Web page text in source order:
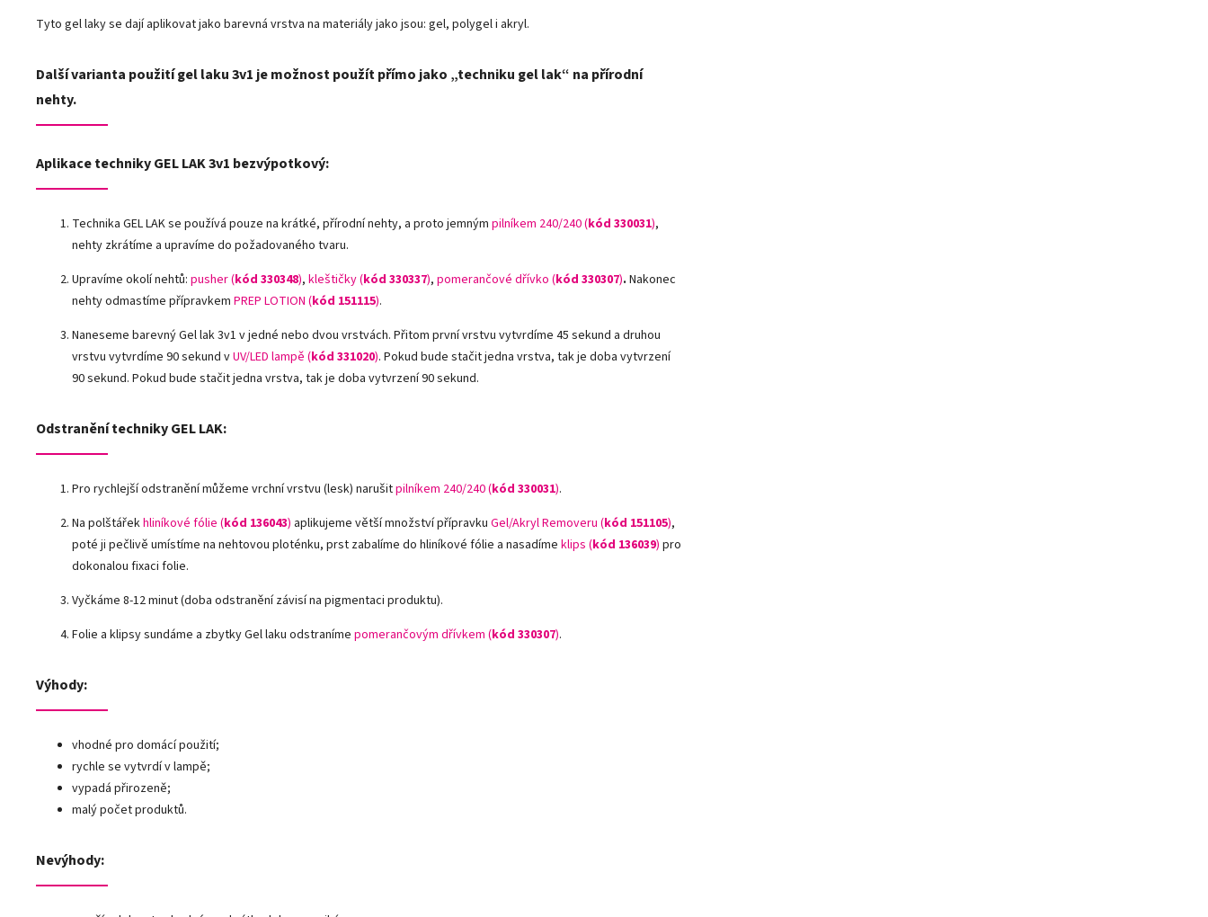
Tyto gel laky se dají aplikovat jako barevná vrstva na materiály jako jsou: gel, polygel i akryl.
Další varianta použití gel laku 3v1 je možnost použít přímo jako „techniku gel lak“ na přírodní
nehty.
Aplikace techniky GEL LAK 3v1 bezvýpotkový:
Technika GEL LAK se používá pouze na krátké, přírodní nehty, a proto jemným pilníkem 240/240 (kód 330031),
nehty zkrátíme a upravíme do požadovaného tvaru.
Upravíme okolí nehtů: pusher (kód 330348), kleštičky (kód 330337), pomerančové dřívko (kód 330307). Nakonec
nehty odmastíme přípravkem PREP LOTION (kód 151115).
Naneseme barevný Gel lak 3v1 v jedné nebo dvou vrstvách. Přitom první vrstvu vytvrdíme 45 sekund a druhou
vrstvu vytvrdíme 90 sekund vUV/LED lampě (kód 331020). Pokud bude stačit jedna vrstva, tak je doba vytvrzení
90 sekund. Pokud bude stačit jedna vrstva, tak je doba vytvrzení 90 sekund.
Odstranění techniky GEL LAK:
Pro rychlejší odstranění můžeme vrchní vrstvu (lesk) narušitpilníkem 240/240 (kód 330031).
Na polštářekhliníkové fólie (kód 136043) aplikujeme větší množství přípravku Gel/Akryl Removeru (kód 151105),
poté ji pečlivě umístíme na nehtovou ploténku, prst zabalíme do hliníkové fólie a nasadíme klips (kód 136039) pro
dokonalou fixaci folie.
Vyčkáme 8-12 minut (doba odstranění závisí na pigmentaci produktu).
Folie a klipsy sundáme a zbytky Gel laku odstraníme pomerančovým dřívkem (kód 330307).
Výhody:
vhodné pro domácí použití;
rychle se vytvrdí v lampě;
vypadá přirozeně;
malý počet produktů.
Nevýhody: